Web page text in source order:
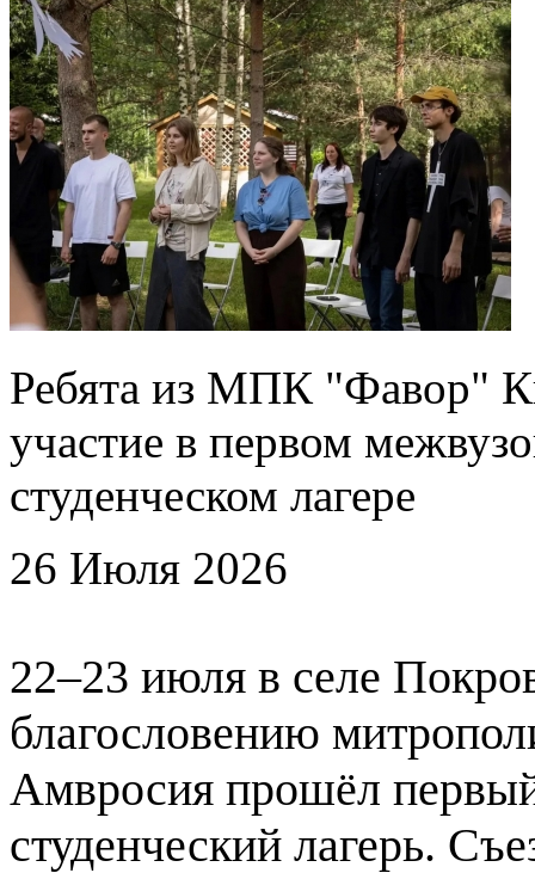
Ребята из МПК "Фавор"
участие в первом
студенческом лагере
26 Июля 2026
22–23 июля в селе
благословению
Амвросия прошёл
студенческий лагерь.